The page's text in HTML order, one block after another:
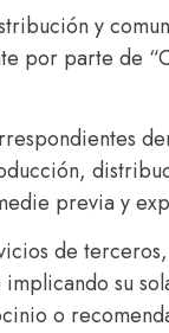
y
por parte de
previa y
de
su
o